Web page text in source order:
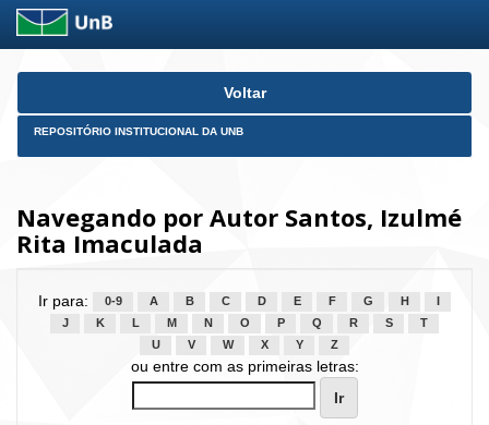
Skip
Voltar
REPOSITÓRIO INSTITUCIONAL DA UNB
Navegando por Autor Santos, Izulmé
Rita Imaculada
Ir para: 0-9 A B C D E F G H
J
K L M N O P Q R S
T
U
V W X Y Z
ou entre com as primeiras letras: